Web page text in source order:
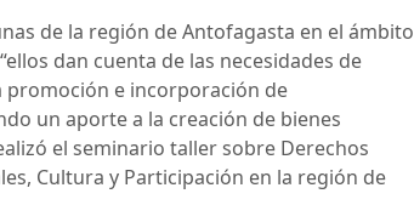
de la región de Antofagasta en el ámbito
dan cuenta de las necesidades de
promoción e incorporación de
un aporte a la creación de bienes
el seminario taller sobre Derechos
Cultura y Participación en la región de